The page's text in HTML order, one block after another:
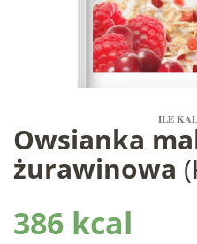
ILE
Owsianka
żurawinowa
386 kcal